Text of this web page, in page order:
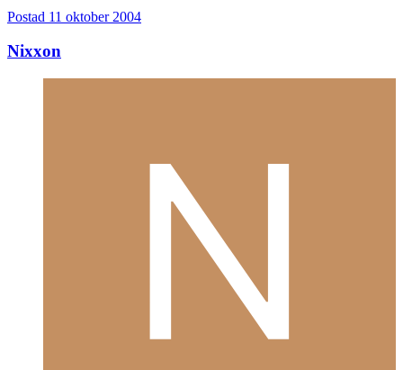
Postad 11 oktober 2004
Nixxon